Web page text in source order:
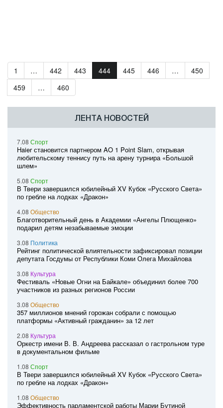
1 … 442 443 444 445 446 …
450
459
… 460
ЛЕНТА НОВОСТЕЙ
7.08 Спорт
Haier становится партнером AO 1 Point Slam, открывая
любительскому теннису путь на арену турнира «Большой
шлем»
5.08 Спорт
В Твери завершился юбилейный XV Кубок «Русского Света»
по гребле на лодках «Дракон»
4.08 Общество
Благотворительный день в Академии «Ангелы Плющенко»
подарил детям незабываемые эмоции
3.08 Политика
Рейтинг политической влиятельности зафиксировал позиции
депутата Госдумы от Республики Коми Олега Михайлова
3.08 Культура
Фестиваль «Новые Огни на Байкале» объединил более 700
участников из разных регионов России
3.08 Общество
357 миллионов мнений горожан собрали с помощью
платформы «Активный гражданин» за 12 лет
2.08 Культура
Оркестр имени В. В. Андреева рассказал о гастрольном туре
в документальном фильме
1.08 Спорт
В Твери завершился юбилейный XV Кубок «Русского Света»
по гребле на лодках «Дракон»
1.08 Общество
Эффективность парламентской работы Марии Бутиной